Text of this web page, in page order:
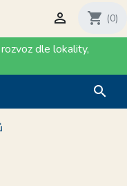
 shopping_cart (0)
rozvoz dle lokality,
search